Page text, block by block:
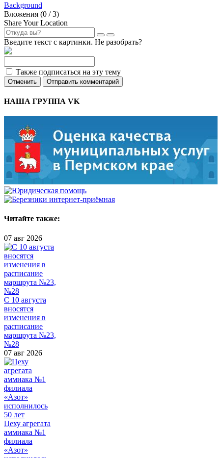
Background
Вложения (0 / 3)
Share Your Location
Введите текст с картинки. Не разобрать?
Также подписаться на эту тему
Отменить Отправить комментарий
НАША ГРУППА VK
Читайте также:
07 авг 2026
С 10 августа
вносятся
изменения в
расписание
маршрута №23,
№28
07 авг 2026
Цеху агрегата
аммиака №1
филиала
«Азот»